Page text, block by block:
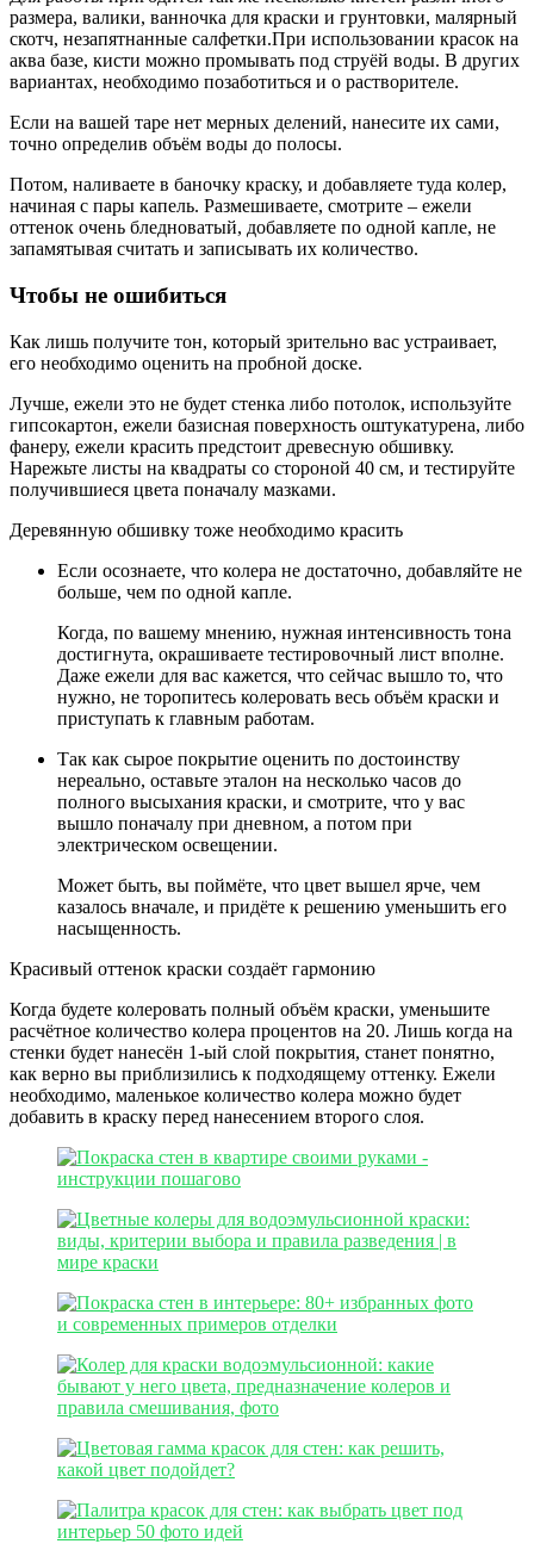
размера, валики, ванночка для краски и грунтовки, малярный
скотч, незапятнанные салфетки.При использовании красок на
аква базе, кисти можно промывать под струёй воды. В других
вариантах, необходимо позаботиться и о растворителе.
Если на вашей таре нет мерных делений, нанесите их сами,
точно определив объём воды до полосы.
Потом, наливаете в баночку краску, и добавляете туда колер,
начиная с пары капель. Размешиваете, смотрите – ежели
оттенок очень бледноватый, добавляете по одной капле, не
запамятывая считать и записывать их количество.
Чтобы не ошибиться
Как лишь получите тон, который зрительно вас устраивает,
его необходимо оценить на пробной доске.
Лучше, ежели это не будет стенка либо потолок, используйте
гипсокартон, ежели базисная поверхность оштукатурена, либо
фанеру, ежели красить предстоит древесную обшивку.
Нарежьте листы на квадраты со стороной 40 см, и тестируйте
получившиеся цвета поначалу мазками.
Деревянную обшивку тоже необходимо красить
Если осознаете, что колера не достаточно, добавляйте не
больше, чем по одной капле.
Когда, по вашему мнению, нужная интенсивность тона
достигнута, окрашиваете тестировочный лист вполне.
Даже ежели для вас кажется, что сейчас вышло то, что
нужно, не торопитесь колеровать весь объём краски и
приступать к главным работам.
Так как сырое покрытие оценить по достоинству
нереально, оставьте эталон на несколько часов до
полного высыхания краски, и смотрите, что у вас
вышло поначалу при дневном, а потом при
электрическом освещении.
Может быть, вы поймёте, что цвет вышел ярче, чем
казалось вначале, и придёте к решению уменьшить его
насыщенность.
Красивый оттенок краски создаёт гармонию
Когда будете колеровать полный объём краски, уменьшите
расчётное количество колера процентов на 20. Лишь когда на
стенки будет нанесён 1-ый слой покрытия, станет понятно,
как верно вы приблизились к подходящему оттенку. Ежели
необходимо, маленькое количество колера можно будет
добавить в краску перед нанесением второго слоя.